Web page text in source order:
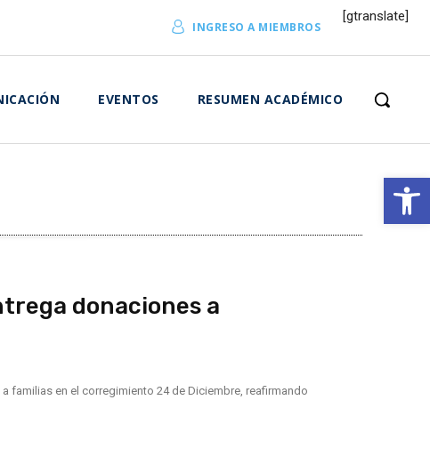
Abrir
INGRESO A MIEMBROS
[gtranslate]
EVENTOS RESUMEN ACADÉMICO
donaciones a
familias en el corregimiento 24 de Diciembre, reafirmando